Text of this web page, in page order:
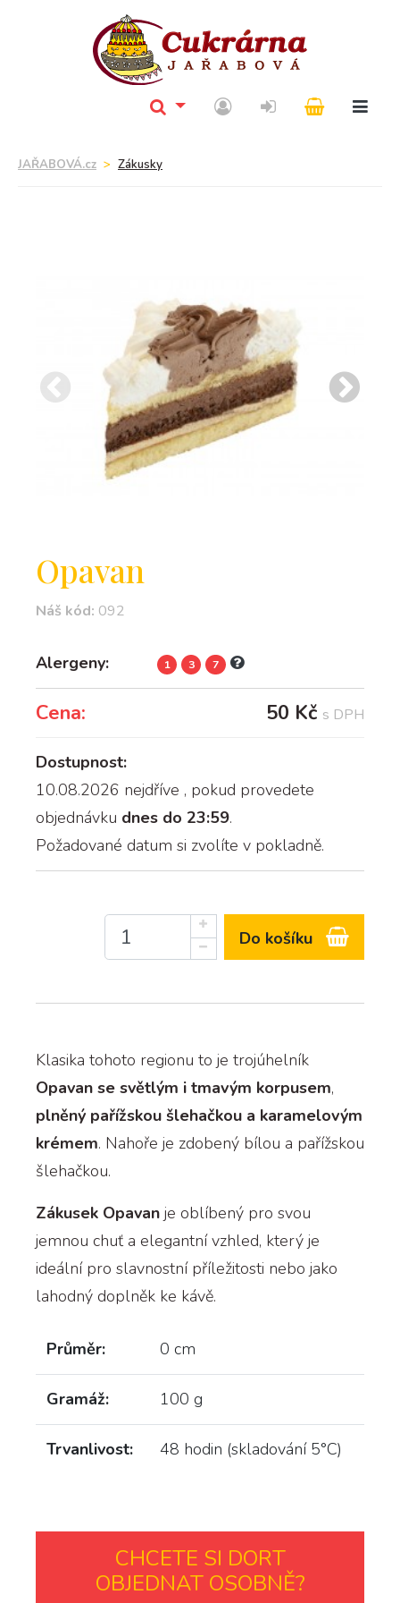
JAŘABOVÁ.cz Zákusky
Opavan
Náš kód: 092
Alergeny: 1 3 7
Cena: 50 Kč s DPH
Dostupnost:
10.08.2026 nejdříve , pokud provedete
objednávku dnes do 23:59.
Požadované datum si zvolíte v pokladně.
Do košíku
Klasika tohoto regionu to je trojúhelník
Opavan se světlým i tmavým korpusem,
plněný pařížskou šlehačkou a karamelovým
krémem. Nahoře je zdobený bílou a pařížskou
šlehačkou.
Zákusek Opavan je oblíbený pro svou
jemnou chuť a elegantní vzhled, který je
ideální pro slavnostní příležitosti nebo jako
lahodný doplněk ke kávě.
Průměr: 0 cm
Gramáž: 100 g
Trvanlivost: 48 hodin (skladování 5°C)
CHCETE SI DORT
OBJEDNAT OSOBNĚ?